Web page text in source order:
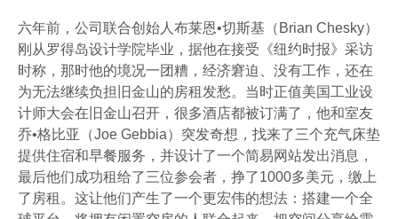
六年前，公司联合创始人布莱恩•切斯基（Brian Chesky）
刚从罗得岛设计学院毕业，据他在接受《纽约时报》采访
时称，那时他的境况一团糟，经济窘迫、没有工作，还在
为无法继续负担旧金山的房租发愁。当时正值美国工业设
计师大会在旧金山召开，很多酒店都被订满了，他和室友
乔•格比亚（Joe Gebbia）突发奇想，找来了三个充气床垫
提供住宿和早餐服务，并设计了一个简易网站发出消息，
最后他们成功租给了三位参会者，挣了1000多美元，缴上
了房租。这让他们产生了一个更宏伟的想法：搭建一个全